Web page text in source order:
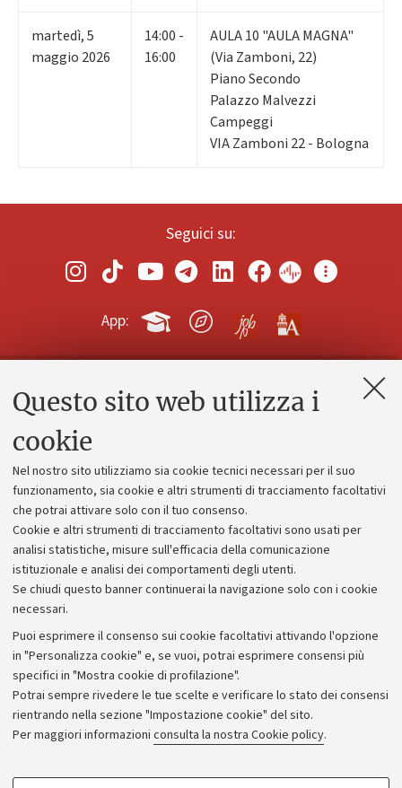
Questo sito web utilizza i
cookie
Nel nostro sito utilizziamo sia cookie tecnici necessari per il suo
funzionamento, sia cookie e altri strumenti di tracciamento facoltativi
che potrai attivare solo con il tuo consenso.
Cookie e altri strumenti di tracciamento facoltativi sono usati per
analisi statistiche, misure sull'efficacia della comunicazione
istituzionale e analisi dei comportamenti degli utenti.
Se chiudi questo banner continuerai la navigazione solo con i cookie
necessari.
Puoi esprimere il consenso sui cookie facoltativi attivando l'opzione
in "Personalizza cookie" e, se vuoi, potrai esprimere consensi più
specifici in "Mostra cookie di profilazione".
Potrai sempre rivedere le tue scelte e verificare lo stato dei consensi
rientrando nella sezione "Impostazione cookie" del sito.
Per maggiori informazioni consulta la nostra Cookie policy.
COOKIE DI PROFILAZIONE - FACOLTATIVI
martedì,5
maggio 2026
14:00 -
16:00
AULA 10 "AULA MAGNA"
(Via Zamboni, 22)
Piano Secondo
Palazzo Malvezzi
Campeggi
VIA Zamboni 22 - Bologna
Seguici su:
App:
Contatti e PEC
Alumni community
Piano strategico
Bilanci
Donazioni e 5x1000
Bandi, gare e concorsi
Albo online
Amministrazione trasparente
Atti di notifica
Informazioni sul sito e accessibilità
Dichiarazione di accessibilità